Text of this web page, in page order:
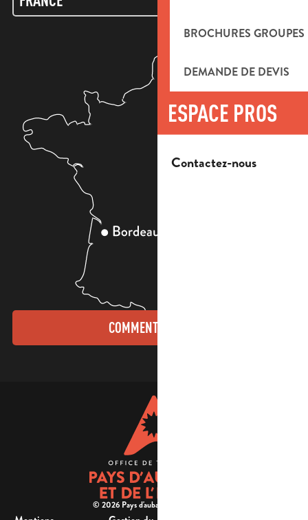
BROCHURES GROUPES
DEMANDE DE DEVIS
ESPACE PROS
Contactez-nous
COMMENT VENIR ?
© 2026 Pays d'aubagne et de l'étoile -